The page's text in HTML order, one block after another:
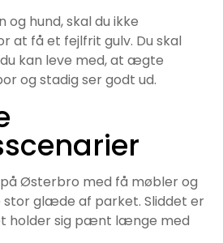
og hund, skal du ikke
at få et fejlfrit gulv. Du skal
kan leve med, at ægte
og stadig ser godt ud.
på Østerbro med få møbler og
stor glæde af parket. Sliddet er
holder sig pænt længe med